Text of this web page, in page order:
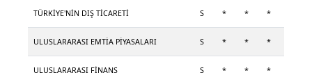
TÜRKİYE'NİN DIŞ TİCARETİ S * * *
ULUSLARARASI EMTİA PİYASALARI S * * *
ULUSLARARASI FİNANS S * * *